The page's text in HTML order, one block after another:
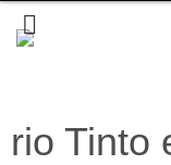
rio Tinto